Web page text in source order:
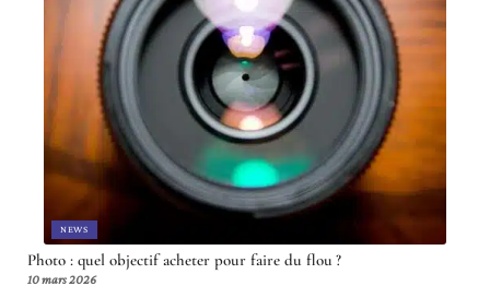
NEWS
Photo : quel objectif acheter pour faire du flou ?
10 mars 2026